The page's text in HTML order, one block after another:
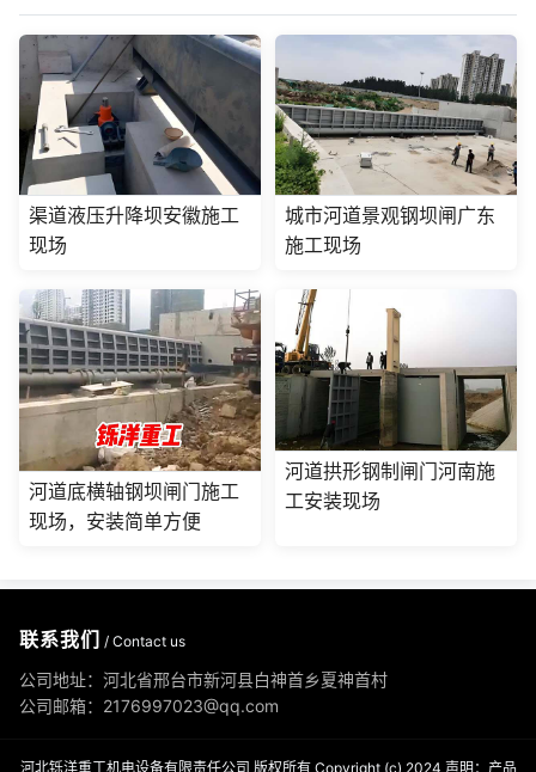
渠道液压升降坝安徽施工
现场
城市河道景观钢坝闸广东
施工现场
河道底横轴钢坝闸门施工
现场，安装简单方便
河道拱形钢制闸门河南施
工安装现场
联系我们 / Contact us
公司地址：河北省邢台市新河县白神首乡夏神首村
公司邮箱：2176997023@qq.com
河北铄洋重工机电设备有限责任公司 版权所有 Copyright (c) 2024 声明：产品